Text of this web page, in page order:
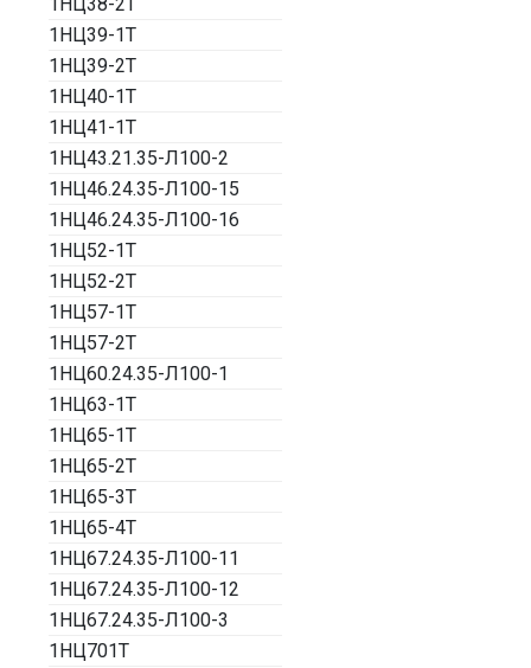
1НЦ39-1Т
1НЦ39-2Т
1НЦ40-1Т
1НЦ41-1Т
1НЦ43.21.35-Л100-2
1НЦ46.24.35-Л100-15
1НЦ46.24.35-Л100-16
1НЦ52-1Т
1НЦ52-2Т
1НЦ57-1Т
1НЦ57-2Т
1НЦ60.24.35-Л100-1
1НЦ63-1Т
1НЦ65-1Т
1НЦ65-2Т
1НЦ65-3Т
1НЦ65-4Т
1НЦ67.24.35-Л100-11
1НЦ67.24.35-Л100-12
1НЦ67.24.35-Л100-3
1НЦ701Т